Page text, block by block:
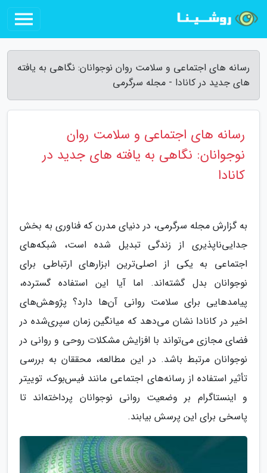
رسانه های اجتماعی و سلامت روان نوجوانان: نگاهی به یافته
های جدید در کانادا - مجله سرگرمی
رسانه های اجتماعی و سلامت روان
نوجوانان: نگاهی به یافته های جدید در
کانادا
به گزارش مجله سرگرمی، در دنیای مدرن که فناوری به بخش
جدایی‌ناپذیری از زندگی تبدیل شده است، شبکه‌های
اجتماعی به یکی از اصلی‌ترین ابزارهای ارتباطی برای
نوجوانان بدل گشته‌اند. اما آیا این استفاده گسترده،
پیامدهایی برای سلامت روانی آن‌ها دارد؟ پژوهش‌های
اخیر در کانادا نشان می‌دهد که میانگین زمان سپری‌شده در
فضای مجازی می‌تواند با افزایش مشکلات روحی و روانی در
نوجوانان مرتبط باشد. در این مطالعه، محققان به بررسی
تأثیر استفاده از رسانه‌های اجتماعی مانند فیس‌بوک، توییتر
و اینستاگرام بر وضعیت روانی نوجوانان پرداخته‌اند تا
پاسخی برای این پرسش بیابند.